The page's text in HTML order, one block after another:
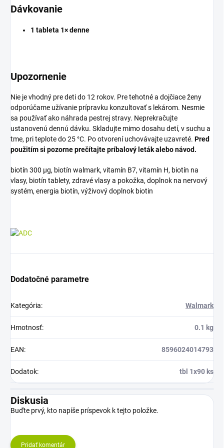
Dávkovanie
1 tableta 1× denne
Upozornenie
Nie je vhodný pre deti do 12 rokov. Pre tehotné a dojčiace ženy
odporúčame užívanie prípravku konzultovať s lekárom. Nesmie
sa používať ako náhrada pestrej stravy. Neprekračujte
ustanovenú dennú dávku. Skladujte mimo dosahu detí, v suchu a
tme, pri teplote do 25 °C. Po otvorení uchovávajte uzavreté. Pred
použitím si pozorne prečítajte príbalový leták alebo návod.
biotín 300 µg, biotín walmark, vitamín B7, vitamín H, biotín na
vlasy, biotín tablety, zdravé vlasy a pokožka, doplnok na nervový
systém, energia biotín, výživový doplnok biotin
Dodatočné parametre
Kategória: Walmark
Hmotnosť: 0.1 kg
EAN: 8596024014793
Dodatok: tbl 1x90 ks
Diskusia
Buďte prvý, kto napíše príspevok k tejto položke.
Pridať komentár